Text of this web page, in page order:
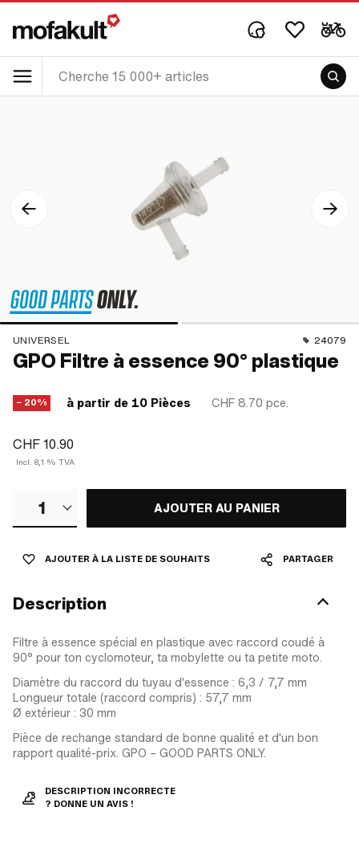
UNIVERSEL 24079
GPO Filtre à essence 90° plastique
− 20% à partir de 10 Pièces CHF 8.70 pce.
CHF 10.90
Incl. 8,1 % TVA
1 AJOUTER AU PANIER
AJOUTER À LA LISTE DE SOUHAITS PARTAGER
Description
Filtre à essence spécial en plastique avec raccord coudé à
90° pour ton cyclomoteur, ta mobylette ou ta petite moto.
Diamètre du raccord du tuyau d'essence : 6,3 / 7,7 mm
Longueur totale (raccord compris) : 57,7 mm
Ø extérieur : 30 mm
Pièce de rechange standard de bonne qualité et d'un bon
rapport qualité-prix. GPO – GOOD PARTS ONLY.
DESCRIPTION INCORRECTE
? DONNE UN AVIS !